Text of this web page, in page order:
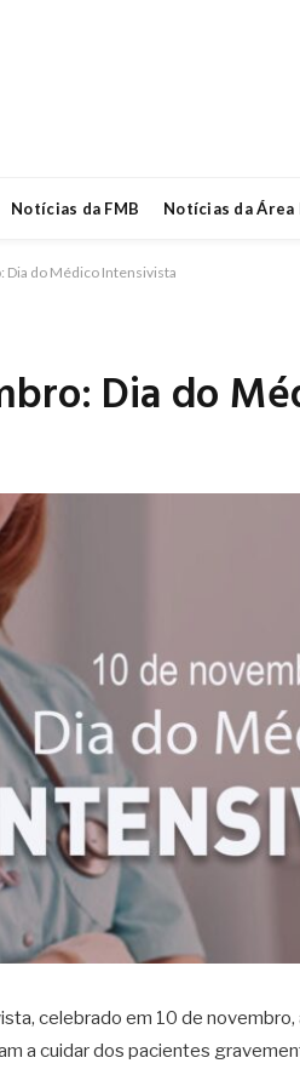
Notícias da FMB Notícias da Área
Dia do Médico Intensivista
Dia do
, celebrado em 10 de novembro,
a cuidar dos pacientes